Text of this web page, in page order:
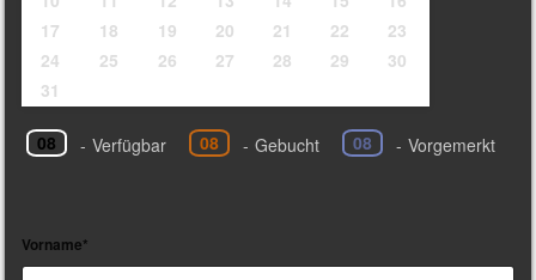
17
18 19 20 21 22
23
24
25 26 27 28 29
30
31
08 - Verfügbar 08 - Gebucht 08 - Vorgemerkt
Vorname*